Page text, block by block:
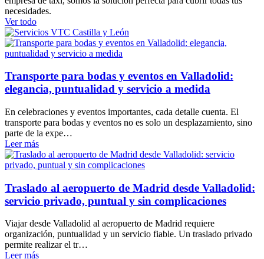
necesidades.
Ver todo
Transporte para bodas y eventos en Valladolid:
elegancia, puntualidad y servicio a medida
En celebraciones y eventos importantes, cada detalle cuenta. El
transporte para bodas y eventos no es solo un desplazamiento, sino
parte de la expe…
Leer más
Traslado al aeropuerto de Madrid desde Valladolid:
servicio privado, puntual y sin complicaciones
Viajar desde Valladolid al aeropuerto de Madrid requiere
organización, puntualidad y un servicio fiable. Un traslado privado
permite realizar el tr…
Leer más